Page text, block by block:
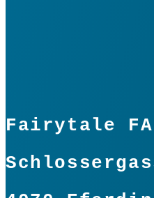
Fairytale